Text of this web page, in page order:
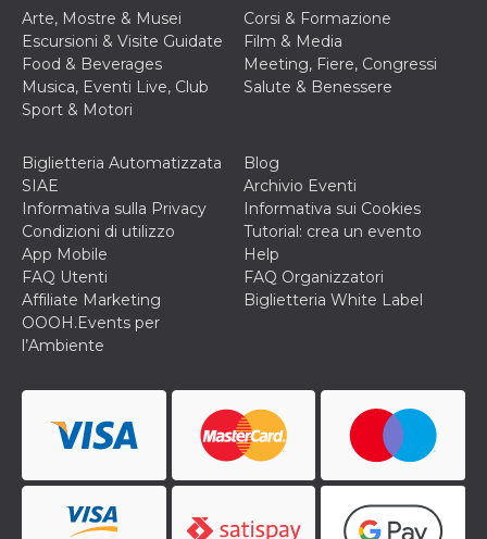
Arte, Mostre & Musei
Corsi & Formazione
Escursioni & Visite Guidate
Film & Media
Food & Beverages
Meeting, Fiere, Congressi
Musica, Eventi Live, Club
Salute & Benessere
Sport & Motori
Biglietteria Automatizzata
SIAE
Blog
Archivio Eventi
Informativa sulla Privacy
Informativa sui Cookies
Condizioni di utilizzo
Tutorial: crea un evento
App Mobile
Help
FAQ Utenti
FAQ Organizzatori
Affiliate Marketing
Biglietteria White Label
OOOH.Events per
l’Ambiente